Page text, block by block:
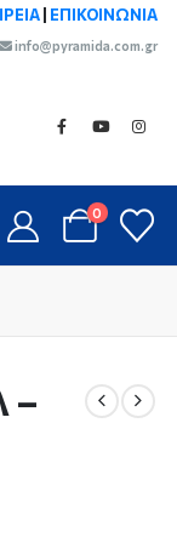
ΕΠΙΚΟΙΝΩΝΙΑ
info@pyramida.com.gr
0
–